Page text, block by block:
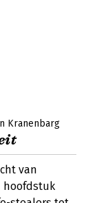
Kranenbarg
van
hoofdstuk